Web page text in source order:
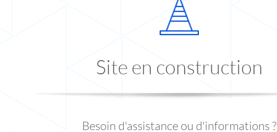
Site en construction
Besoin d'assistance ou d'informations ?